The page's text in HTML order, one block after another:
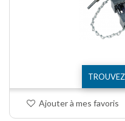
Ajouter à mes favoris